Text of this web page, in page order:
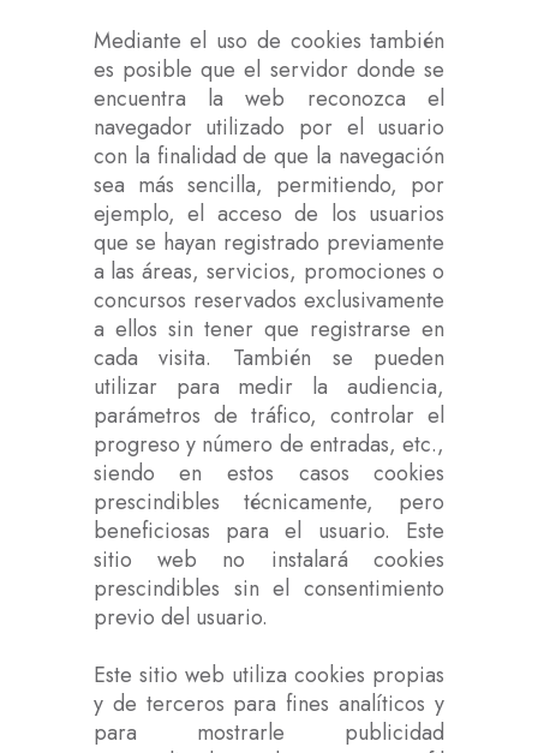
Mediante el uso de cookies también
es posible que el servidor donde se
encuentra la web reconozca el
navegador utilizado por el usuario
con la finalidad de que la navegación
sea más sencilla, permitiendo, por
ejemplo, el acceso de los usuarios
que se hayan registrado previamente
a las áreas, servicios, promociones o
concursos reservados exclusivamente
a ellos sin tener que registrarse en
cada visita. También se pueden
utilizar para medir la audiencia,
parámetros de tráfico, controlar el
progreso y número de entradas, etc.,
siendo en estos casos cookies
prescindibles técnicamente, pero
beneficiosas para el usuario. Este
sitio web no instalará cookies
prescindibles sin el consentimiento
previo del usuario.
Este sitio web utiliza cookies propias
y de terceros para fines analíticos y
para mostrarle publicidad